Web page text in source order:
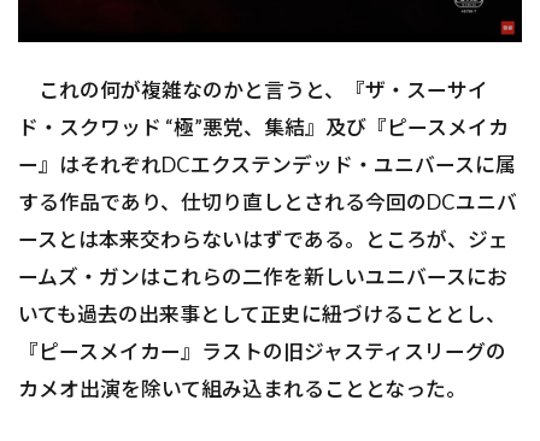
これの何が複雑なのかと言うと、『ザ・スーサイ
ド・スクワッド “極”悪党、集結』及び『ピースメイカ
ー』はそれぞれDCエクステンデッド・ユニバースに属
する作品であり、仕切り直しとされる今回のDCユニバ
ースとは本来交わらないはずである。ところが、ジェ
ームズ・ガンはこれらの二作を新しいユニバースにお
いても過去の出来事として正史に紐づけることとし、
『ピースメイカー』ラストの旧ジャスティスリーグの
カメオ出演を除いて組み込まれることとなった。